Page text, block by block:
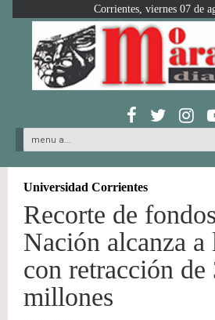
Corrientes, viernes 07 de
Universidad Corrientes
Recorte de
Nación alcanza
con retracción de
millones